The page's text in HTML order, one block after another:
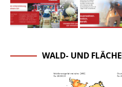
WALD- UND